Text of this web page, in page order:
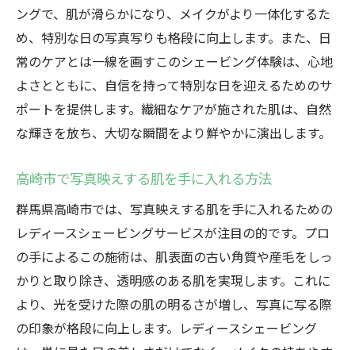
ングで、肌が滑らかになり、メイクがより一体化するた
め、特別な日の写真写りも格段に向上します。また、日
常のケアとは一線を画すこのシェービング体験は、心地
よさとともに、自信を持って特別な日を迎えるためのサ
ポートを提供します。繊細なケアが施された肌は、自然
な輝きを放ち、大切な瞬間をより鮮やかに演出します。
高崎市で写真映えする肌を手に入れる方法
群馬県高崎市では、写真映えする肌を手に入れるための
レディースシェービングサービスが注目の的です。プロ
の手によるこの施術は、肌表面の古い角質や産毛をしっ
かりと取り除き、透明感のある肌を実現します。これに
より、光を受けた際の肌の明るさが増し、写真に写る際
の印象が格段に向上します。レディースシェービング